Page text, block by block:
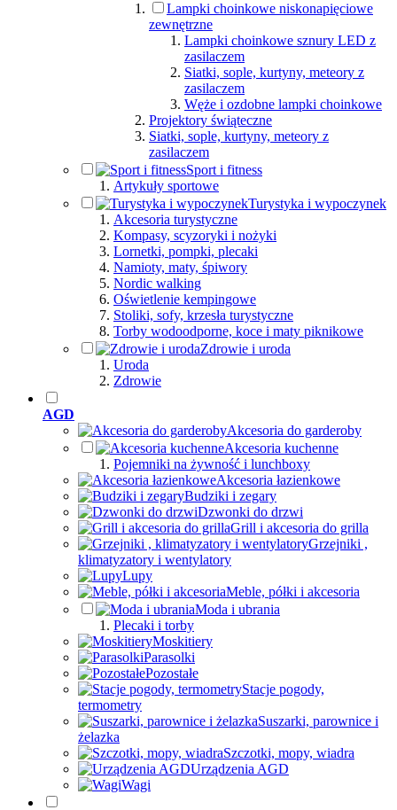
Lampki choinkowe niskonapięciowe
zewnętrzne
Lampki choinkowe sznury LED z
zasilaczem
Siatki, sople, kurtyny, meteory z
zasilaczem
Węże i ozdobne lampki choinkowe
Projektory świąteczne
Siatki, sople, kurtyny, meteory z
zasilaczem
Sport i fitness
Artykuły sportowe
Turystyka i wypoczynek
Akcesoria turystyczne
Kompasy, scyzoryki i nożyki
Lornetki, pompki, plecaki
Namioty, maty, śpiwory
Nordic walking
Oświetlenie kempingowe
Stoliki, sofy, krzesła turystyczne
Torby wodoodporne, koce i maty piknikowe
Zdrowie i uroda
Uroda
Zdrowie
AGD
Akcesoria do garderoby
Akcesoria kuchenne
Pojemniki na żywność i lunchboxy
Akcesoria łazienkowe
Budziki i zegary
Dzwonki do drzwi
Grill i akcesoria do grilla
Grzejniki ,
klimatyzatory i wentylatory
Lupy
Meble, półki i akcesoria
Moda i ubrania
Plecaki i torby
Moskitiery
Parasolki
Pozostałe
Stacje pogody,
termometry
Suszarki, parownice i
żelazka
Szczotki, mopy, wiadra
Urządzenia AGD
Wagi